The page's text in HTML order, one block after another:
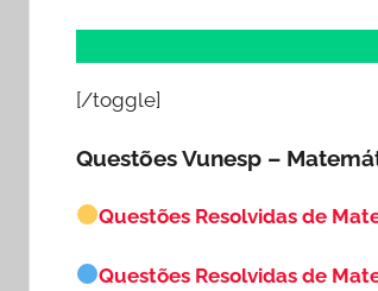
[/toggle]
Questões Vunesp –
Questões Resolvidas de
Questões Resolvidas de